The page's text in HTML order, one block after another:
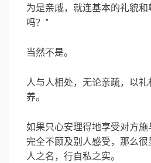
为是亲戚，就连基本的礼貌
吗？”
当然不是。
人与人相处，无论亲疏，以
养。
如果只心安理得地享受对方
完全不顾及别人感受，那么
人之名，行自私之实。